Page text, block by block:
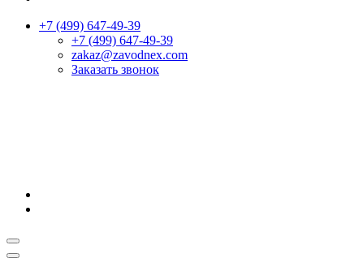
+7 (499) 647-49-39
+7 (499) 647-49-39
zakaz@zavodnex.сom
Заказать звонок